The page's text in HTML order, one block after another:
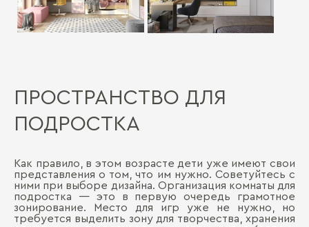
ПРОСТРАНСТВО ДЛЯ
ПОДРОСТКА
Как правило, в этом возрасте дети уже имеют свои
представления о том, что им нужно. Советуйтесь с
ними при выборе дизайна. Организация комнаты для
подростка — это в первую очередь грамотное
зонирование. Место для игр уже не нужно, но
требуется выделить зону для творчества, хранения